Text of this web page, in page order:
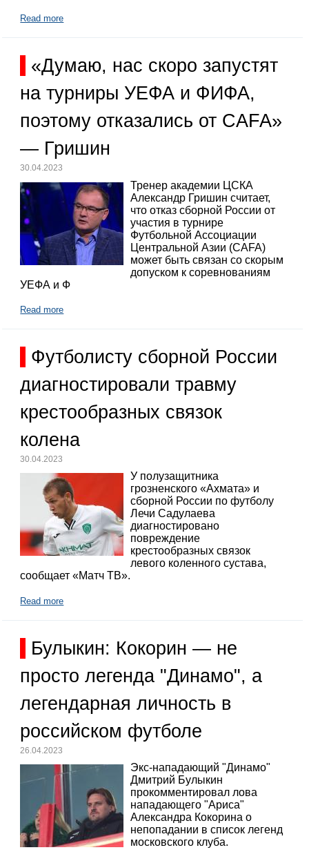
Read more
«Думаю, нас скоро запустят
на турниры УЕФА и ФИФА,
поэтому отказались от CAFA»
— Гришин
30.04.2023
Тренер академии ЦСКА
Александр Гришин считает,
что отказ сборной России от
участия в турнире
Футбольной Ассоциации
Центральной Азии (CAFA)
может быть связан со скорым
допуском к соревнованиям
УЕФА и Ф
Read more
Футболисту сборной России
диагностировали травму
крестообразных связок
колена
30.04.2023
У полузащитника
грозненского «Ахмата» и
сборной России по футболу
Лечи Садулаева
диагностировано
повреждение
крестообразных связок
левого коленного сустава,
сообщает «Матч ТВ».
Read more
Булыкин: Кокорин — не
просто легенда "Динамо", а
легендарная личность в
российском футболе
26.04.2023
Экс-нападающий "Динамо"
Дмитрий Булыкин
прокомментировал лова
нападающего "Ариса"
Александра Кокорина о
непопадании в список легенд
московского клуба.